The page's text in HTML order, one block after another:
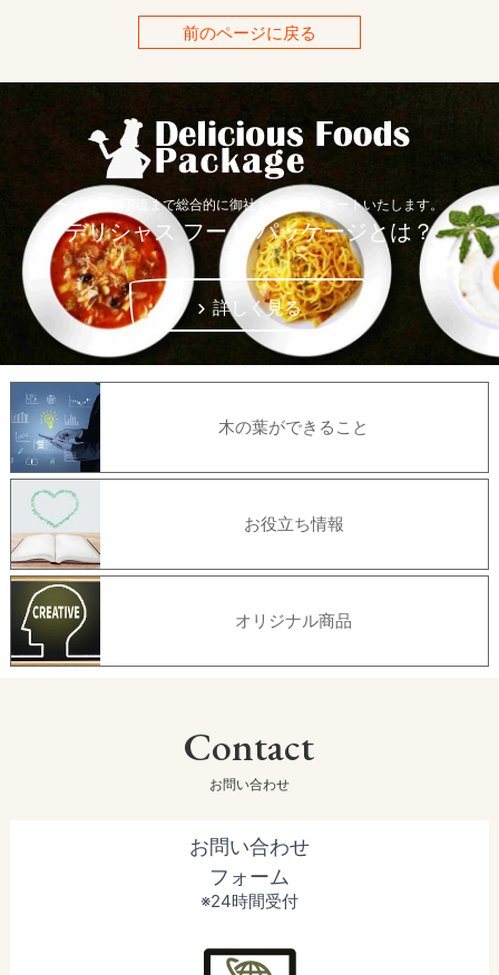
前のページに戻る
〜上流から下流まで総合的に御社をコーディネートいたします。
デリシャス フード パッケージとは？
詳しく見る
木の葉ができること
お役立ち情報
オリジナル商品
Contact
お問い合わせ
お問い合わせ
フォーム
※24時間受付